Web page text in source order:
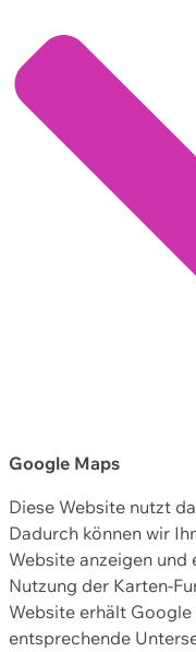
Google Maps
Diese Website nutzt
Dadurch können wir
Website anzeigen
Nutzung der Karten-
Website erhält
entsprechende